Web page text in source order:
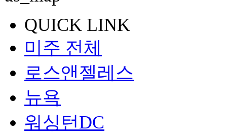
QUICK LINK
미주 전체
로스앤젤레스
뉴욕
워싱턴DC